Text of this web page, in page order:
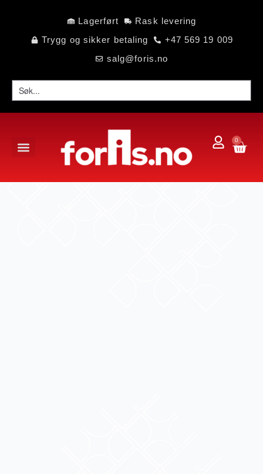
Lagerført
Rask levering
Trygg og sikker betaling
+47 569 19 009
salg@foris.no
0